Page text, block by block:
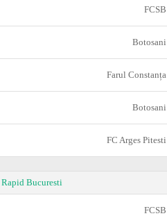
FCSB
Botosani
Farul Constanța
Botosani
FC Arges Pitesti
Rapid Bucuresti
FCSB